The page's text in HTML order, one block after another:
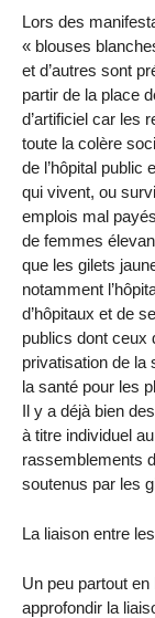
Lors des
« blouses
et d’autres sont
partir de la place
d’artificiel car les
toute la colère
de l’hôpital public
qui vivent, ou
emplois mal
de femmes
que les gilets
notamment
d’hôpitaux et de
publics dont ceux
privatisation de la
la santé pour les
Il y a déjà bien
à titre individuel
rassemblements
soutenus par les
La liaison entre
Un peu partout
approfondir la